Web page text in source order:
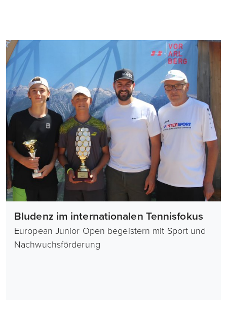
Bludenz im internationalen Tennisfokus
European Junior Open begeistern mit Sport und
Nachwuchsförderung